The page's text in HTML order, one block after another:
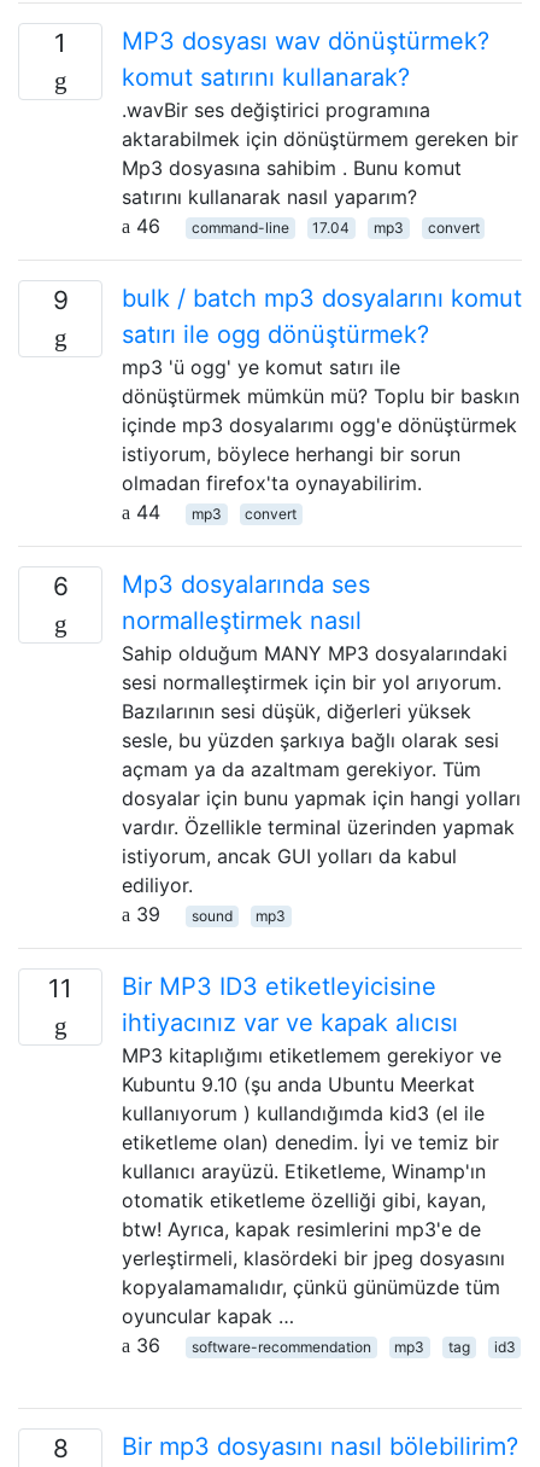
1
MP3 dosyası wav dönüştürmek?
komut satırını kullanarak?
.wavBir ses değiştirici programına
aktarabilmek için dönüştürmem gereken bir
Mp3 dosyasına sahibim . Bunu komut
satırını kullanarak nasıl yaparım?
46
command-line 17.04 mp3 convert
9
bulk / batch mp3 dosyalarını komut
satırı ile ogg dönüştürmek?
mp3 'ü ogg' ye komut satırı ile
dönüştürmek mümkün mü? Toplu bir baskın
içinde mp3 dosyalarımı ogg'e dönüştürmek
istiyorum, böylece herhangi bir sorun
olmadan firefox'ta oynayabilirim.
44
mp3 convert
6
Mp3 dosyalarında ses
normalleştirmek nasıl
Sahip olduğum MANY MP3 dosyalarındaki
sesi normalleştirmek için bir yol arıyorum.
Bazılarının sesi düşük, diğerleri yüksek
sesle, bu yüzden şarkıya bağlı olarak sesi
açmam ya da azaltmam gerekiyor. Tüm
dosyalar için bunu yapmak için hangi yolları
vardır. Özellikle terminal üzerinden yapmak
istiyorum, ancak GUI yolları da kabul
ediliyor.
39
sound mp3
11
Bir MP3 ID3 etiketleyicisine
ihtiyacınız var ve kapak alıcısı
MP3 kitaplığımı etiketlemem gerekiyor ve
Kubuntu 9.10 (şu anda Ubuntu Meerkat
kullanıyorum ) kullandığımda kid3 (el ile
etiketleme olan) denedim. İyi ve temiz bir
kullanıcı arayüzü. Etiketleme, Winamp'ın
otomatik etiketleme özelliği gibi, kayan,
btw! Ayrıca, kapak resimlerini mp3'e de
yerleştirmeli, klasördeki bir jpeg dosyasını
kopyalamamalıdır, çünkü günümüzde tüm
oyuncular kapak …
36
software-recommendation mp3 tag id3
8 Bir mp3 dosyasını nasıl bölebilirim?